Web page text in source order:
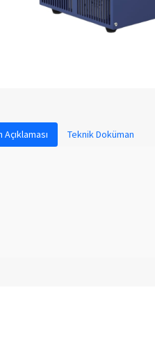
Açıklaması Teknik Doküman